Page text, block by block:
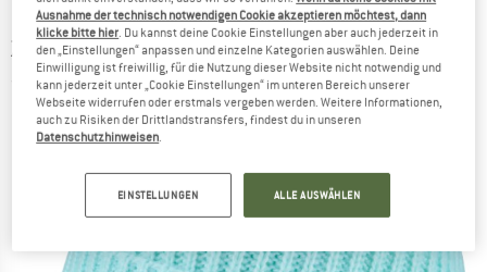
ZIENER -Women's Illuminado-Z - Mütze
(0)
Ausnahme der technisch notwendigen Cookie akzeptieren möchtest, dann
klicke bitte hier. Du kannst deine Cookie Einstellungen aber auch jederzeit in
den „Einstellungen“ anpassen und einzelne Kategorien auswählen. Deine
Einwilligung ist freiwillig, für die Nutzung dieser Website nicht notwendig und
kann jederzeit unter „Cookie Einstellungen“ im unteren Bereich unserer
Webseite widerrufen oder erstmals vergeben werden. Weitere Informationen,
auch zu Risiken der Drittlandstransfers, findest du in unseren
Datenschutzhinweisen.
EINSTELLUNGEN ALLE AUSWÄHLEN